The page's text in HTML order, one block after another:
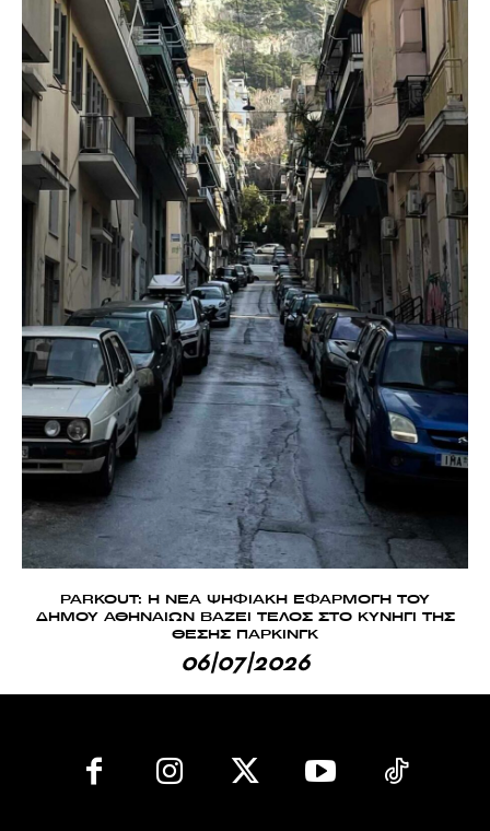
PARKOUT: Η ΝΕΑ ΨΗΦΙΑΚΗ ΕΦΑΡΜΟΓΗ ΤΟΥ
ΔΗΜΟΥ ΑΘΗΝΑΙΩΝ ΒΑΖΕΙ ΤΕΛΟΣ ΣΤΟ ΚΥΝΗΓΙ ΤΗΣ
ΘΕΣΗΣ ΠΑΡΚΙΝΓΚ
06|07|2026